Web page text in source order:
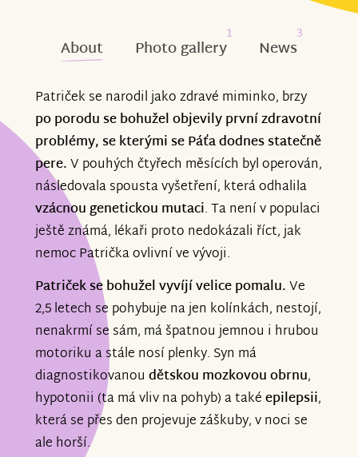
About Photo gallery
1
News
3
Patriček se narodil jako zdravé miminko, brzy
po porodu se bohužel objevily první zdravotní
problémy, se kterými se Páťa dodnes statečně
pere.V pouhých čtyřech měsících byl operován,
následovala spousta vyšetření, která odhalila
vzácnou genetickou mutaci. Ta není v populaci
ještě známá, lékaři proto nedokázali říct, jak
nemoc Patrička ovlivní ve vývoji.
Patriček se bohužel vyvíjí velice pomalu.Ve
2,5 letech se pohybuje na jen kolínkách, nestojí,
nenakrmí se sám, má špatnou jemnou i hrubou
motoriku a stále nosí plenky. Syn má
diagnostikovanou dětskou mozkovou obrnu,
hypotonii (ta má vliv na pohyb) a takéepilepsii,
která se přes den projevuje záškuby, v noci se
ale horší.